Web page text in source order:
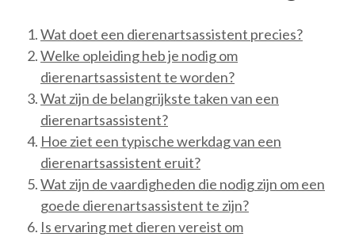
Wat doet een dierenartsassistent precies?
Welke opleiding heb je nodig om
dierenartsassistent te worden?
Wat zijn de belangrijkste taken van een
dierenartsassistent?
Hoe ziet een typische werkdag van een
dierenartsassistent eruit?
Wat zijn de vaardigheden die nodig zijn om een
goede dierenartsassistent te zijn?
Is ervaring met dieren vereist om